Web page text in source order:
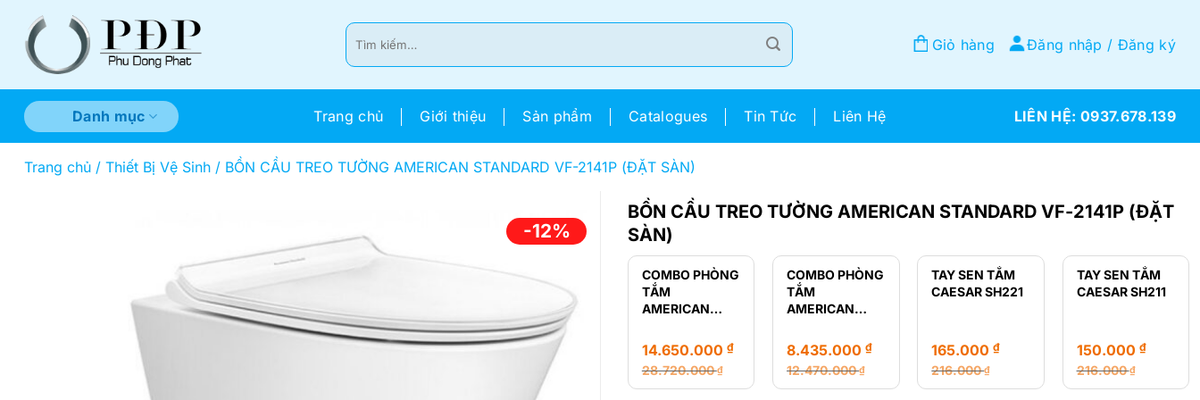
Tìm
kiếm:
Giỏ hàng Đăng nhập / Đăng ký
Danh mục Trang chủ Giới thiệu Sản phẩm Catalogues Tin Tức Liên Hệ 0937.678.139
Trang chủ / Thiết Bị Vệ Sinh / BỒN CẦU TREO TƯỜNG AMERICAN STANDARD VF-2141P (ĐẶT SÀN)
-12%
BỒN CẦU TREO TƯỜNG AMERICAN STANDARD VF-2141P (ĐẶT
SÀN)
COMBO PHÒNG
TẮM
AMERICAN
LOVEN
28.720.000₫
Giá
14.650.000 ₫
Giá
COMBO PHÒNG
TẮM
AMERICAN
RẺ
12.470.000₫
Giá
8.435.000₫
Giá
TAY SEN TẮM
CAESAR SH221
216.000₫
Giá
165.000₫
Giá
TAY SEN TẮM
CAESAR SH211
216.000₫
Giá
150.000 ₫
Giá